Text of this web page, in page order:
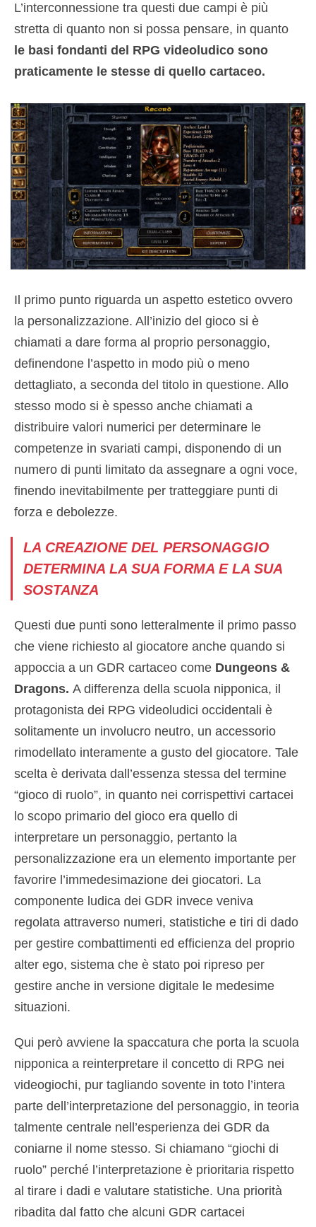
L’interconnessione tra questi due campi è più
stretta di quanto non si possa pensare, in quanto
le basi fondanti del RPG videoludico sono
praticamente le stesse di quello cartaceo.
Il primo punto riguarda un aspetto estetico ovvero
la personalizzazione. All’inizio del gioco si è
chiamati a dare forma al proprio personaggio,
definendone l’aspetto in modo più o meno
dettagliato, a seconda del titolo in questione. Allo
stesso modo si è spesso anche chiamati a
distribuire valori numerici per determinare le
competenze in svariati campi, disponendo di un
numero di punti limitato da assegnare a ogni voce,
finendo inevitabilmente per tratteggiare punti di
forza e debolezze.
LA CREAZIONE DEL PERSONAGGIO
DETERMINA LA SUA FORMA E LA SUA
SOSTANZA
Questi due punti sono letteralmente il primo passo
che viene richiesto al giocatore anche quando si
appoccia a un GDR cartaceo come Dungeons &
Dragons. A differenza della scuola nipponica, il
protagonista dei RPG videoludici occidentali è
solitamente un involucro neutro, un accessorio
rimodellato interamente a gusto del giocatore. Tale
scelta è derivata dall’essenza stessa del termine
“gioco di ruolo”, in quanto nei corrispettivi cartacei
lo scopo primario del gioco era quello di
interpretare un personaggio, pertanto la
personalizzazione era un elemento importante per
favorire l’immedesimazione dei giocatori. La
componente ludica dei GDR invece veniva
regolata attraverso numeri, statistiche e tiri di dado
per gestire combattimenti ed efficienza del proprio
alter ego, sistema che è stato poi ripreso per
gestire anche in versione digitale le medesime
situazioni.
Qui però avviene la spaccatura che porta la scuola
nipponica a reinterpretare il concetto di RPG nei
videogiochi, pur tagliando sovente in toto l’intera
parte dell’interpretazione del personaggio, in teoria
talmente centrale nell’esperienza dei GDR da
coniarne il nome stesso. Si chiamano “giochi di
ruolo” perché l’interpretazione è prioritaria rispetto
al tirare i dadi e valutare statistiche. Una priorità
ribadita dal fatto che alcuni GDR cartacei